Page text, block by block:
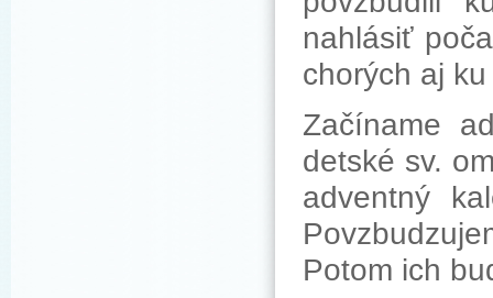
nahlásiť
chorých aj
Začíname
detské sv.
adventný
Potom ich